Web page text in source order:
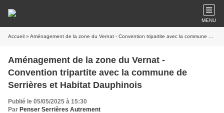
MENU
Accueil » Aménagement de la zone du Vernat - Convention tripartite avec la commune de Serrières et Habitat Dauphinois
Aménagement de la zone du Vernat -
Convention tripartite avec la commune de
Serrières et Habitat Dauphinois
Publié le 05/05/2025 à 15:30
Par Penser Serrières Autrement